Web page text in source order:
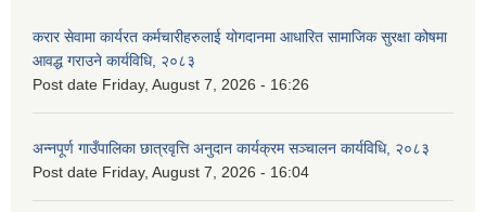
करार सेवामा कार्यरत कर्मचारीहरुलाई योगदानमा आधारित सामाजिक सुरक्षा कोषमा
आवद्ध गराउने कार्यविधि, २०८३
Post date Friday, August 7, 2026 - 16:26
अन्नपूर्ण गाउँपालिका छात्रवृत्ति अनुदान कार्यक्रम सञ्चालन कार्यविधि, २०८३
Post date Friday, August 7, 2026 - 16:04